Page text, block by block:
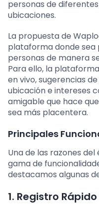
personas de
ubicaciones.
La propuesta de
plataforma donde sea
personas de manera
Para ello, la
en vivo, sugerencias
ubicación e intereses
amigable que hace
sea más placentera.
Principales
Una de las razones
gama de
destacamos algunas
1. Registro